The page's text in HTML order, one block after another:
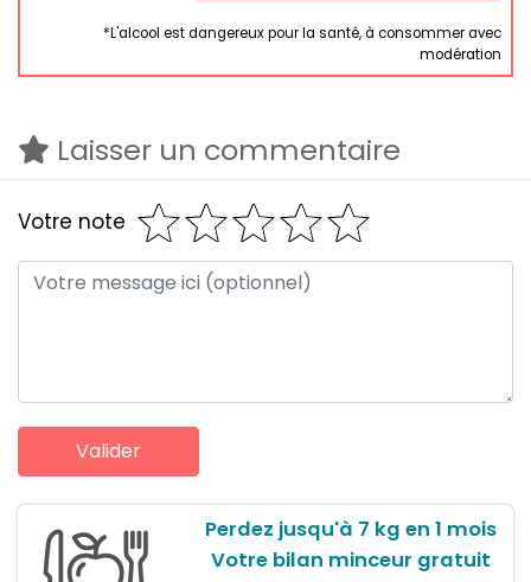
*L'alcool est dangereux pour la santé, à consommer avec
modération
Laisser un commentaire
Votre note
Perdez jusqu'à 7 kg en 1 mois
Votre bilan minceur gratuit